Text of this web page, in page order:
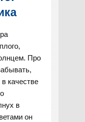
Про
качестве
в
он